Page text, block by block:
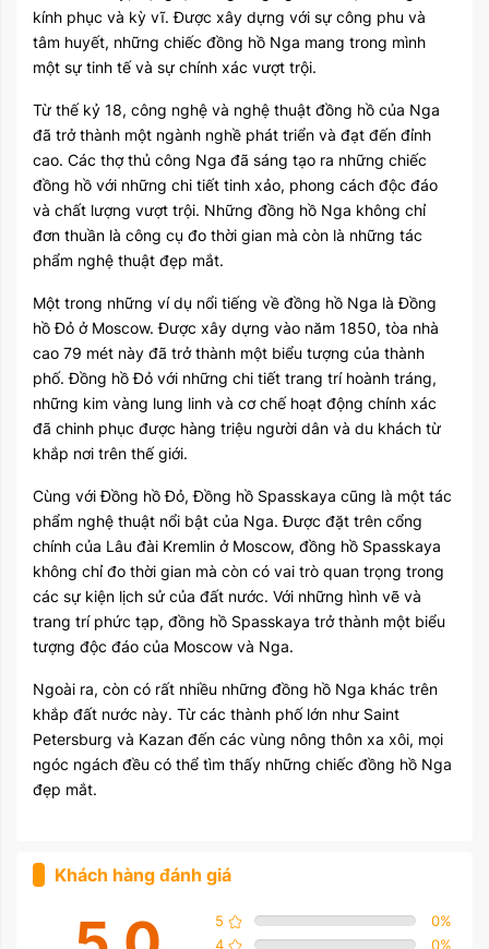
kính phục và kỳ vĩ. Được xây dựng với sự công phu và
tâm huyết, những chiếc đồng hồ Nga mang trong mình
một sự tinh tế và sự chính xác vượt trội.
Từ thế kỷ 18, công nghệ và nghệ thuật đồng hồ của Nga
đã trở thành một ngành nghề phát triển và đạt đến đỉnh
cao. Các thợ thủ công Nga đã sáng tạo ra những chiếc
đồng hồ với những chi tiết tinh xảo, phong cách độc đáo
và chất lượng vượt trội. Những đồng hồ Nga không chỉ
đơn thuần là công cụ đo thời gian mà còn là những tác
phẩm nghệ thuật đẹp mắt.
Một trong những ví dụ nổi tiếng về đồng hồ Nga là Đồng
hồ Đỏ ở Moscow. Được xây dựng vào năm 1850, tòa nhà
cao 79 mét này đã trở thành một biểu tượng của thành
phố. Đồng hồ Đỏ với những chi tiết trang trí hoành tráng,
những kim vàng lung linh và cơ chế hoạt động chính xác
đã chinh phục được hàng triệu người dân và du khách từ
khắp nơi trên thế giới.
Cùng với Đồng hồ Đỏ, Đồng hồ Spasskaya cũng là một tác
phẩm nghệ thuật nổi bật của Nga. Được đặt trên cổng
chính của Lâu đài Kremlin ở Moscow, đồng hồ Spasskaya
không chỉ đo thời gian mà còn có vai trò quan trọng trong
các sự kiện lịch sử của đất nước. Với những hình vẽ và
trang trí phức tạp, đồng hồ Spasskaya trở thành một biểu
tượng độc đáo của Moscow và Nga.
Ngoài ra, còn có rất nhiều những đồng hồ Nga khác trên
khắp đất nước này. Từ các thành phố lớn như Saint
Petersburg và Kazan đến các vùng nông thôn xa xôi, mọi
ngóc ngách đều có thể tìm thấy những chiếc đồng hồ Nga
đẹp mắt.
Khách hàng đánh giá
5 0%
4
0%